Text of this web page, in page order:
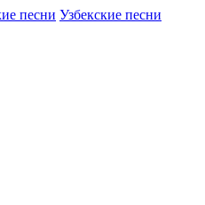
песни Узбекские песни